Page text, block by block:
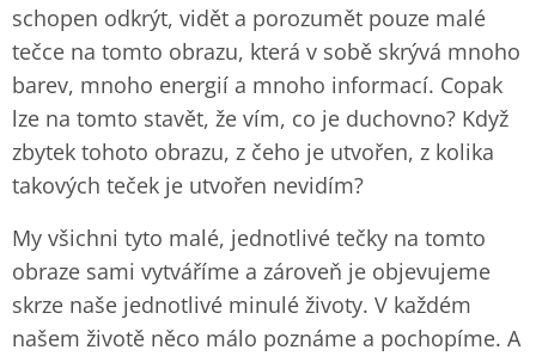
schopen odkrýt, vidět a porozumět pouze malé
tečce na tomto obrazu, která v sobě skrývá mnoho
barev, mnoho energií a mnoho informací. Copak
lze na tomto stavět, že vím, co je duchovno? Když
zbytek tohoto obrazu, z čeho je utvořen, z kolika
takových teček je utvořen nevidím?
My všichni tyto malé, jednotlivé tečky na tomto
obraze sami vytváříme a zároveň je objevujeme
skrze naše jednotlivé minulé životy. V každém
našem životě něco málo poznáme a pochopíme. A